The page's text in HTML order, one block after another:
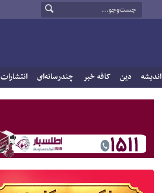
اندیشه دین کافه خبر چندرسانه‌ای انتشارات